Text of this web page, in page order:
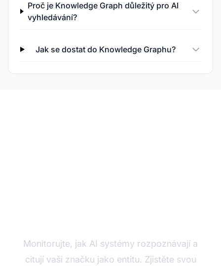
Proč je Knowledge Graph důležitý pro AI
vyhledávání?
Jak se dostat do Knowledge Graphu?
Monitorujte, jak AI systémy rozpoznávají a
citují vaši značku jako entitu. Zjistěte svou